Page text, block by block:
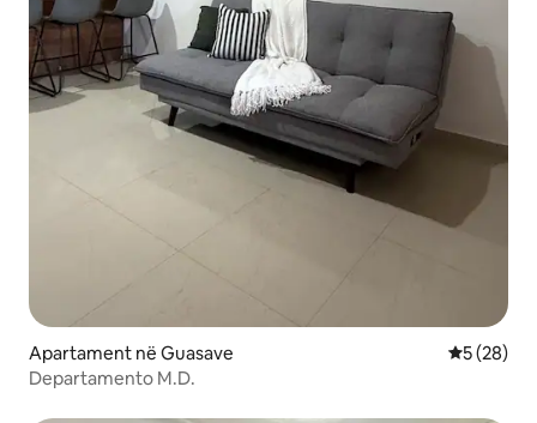
Apartament në Guasave Vlerësimi
5 (28)
Departamento M.D.